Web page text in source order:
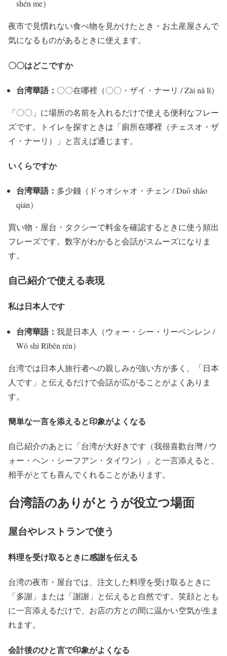
shén me）
夜市で見慣れない食べ物を見かけたとき・お土産屋さんで
気になるものがあるときに使えます。
〇〇はどこですか
台湾華語： 〇〇在哪裡（〇〇・ザイ・ナーリ / Zài nǎ lǐ）
「〇〇」に場所の名前を入れるだけで使える便利なフレー
ズです。トイレを探すときは「廁所在哪裡（チェスオ・ザ
イ・ナーリ）」と言えば通じます。
いくらですか
台湾華語： 多少錢（ドゥオシャオ・チェン / Duō shǎo
qián）
買い物・屋台・タクシーで料金を確認するときに使う頻出
フレーズです。数字がわかると会話がスムーズになりま
す。
自己紹介で使える表現
私は日本人です
台湾華語： 我是日本人（ウォー・シー・リーベンレン /
Wǒ shì Rìběn rén）
台湾では日本人旅行者への親しみが強い方が多く、「日本
人です」と伝えるだけで会話が広がることがよくありま
す。
簡単な一言を添えると印象がよくなる
自己紹介のあとに「台湾が大好きです（我很喜歡台灣 / ウ
ォー・ヘン・シーフアン・タイワン）」と一言添えると、
相手がとても喜んでくれることがあります。
台湾語のありがとうが役立つ場面
屋台やレストランで使う
料理を受け取るときに感謝を伝える
台湾の夜市・屋台では、注文した料理を受け取るときに
「多謝」または「謝謝」と伝えると自然です。笑顔ととも
に一言添えるだけで、お店の方との間に温かい空気が生ま
れます。
会計後のひと言で印象がよくなる